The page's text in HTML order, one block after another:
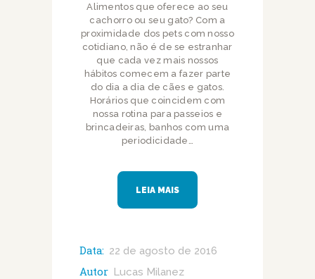
Alimentos que oferece ao seu
cachorro ou seu gato? Com a
proximidade dos pets com nosso
cotidiano, não é de se estranhar
que cada vez mais nossos
hábitos comecem a fazer parte
do dia a dia de cães e gatos.
Horários que coincidem com
nossa rotina para passeios e
brincadeiras, banhos com uma
periodicidade…
LEIA MAIS
Data: 22 de agosto de 2016
Autor Lucas Milanez